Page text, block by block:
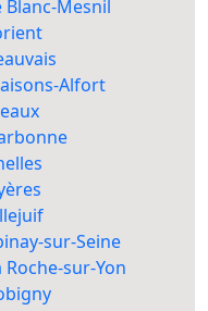
Mesnil
Alfort
sur-Seine
sur-Yon